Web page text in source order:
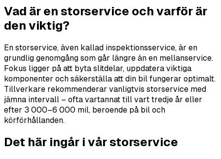
Vad är en storservice och varför är
den viktig?
En storservice, även kallad inspektionsservice, är en
grundlig genomgång som går längre än en mellanservice.
Fokus ligger på att byta slitdelar, uppdatera viktiga
komponenter och säkerställa att din bil fungerar optimalt.
Tillverkare rekommenderar vanligtvis storservice med
jämna intervall – ofta vartannat till vart tredje år eller
efter 3 000–6 000 mil, beroende på bil och
körförhållanden.
Det här ingår i vår storservice